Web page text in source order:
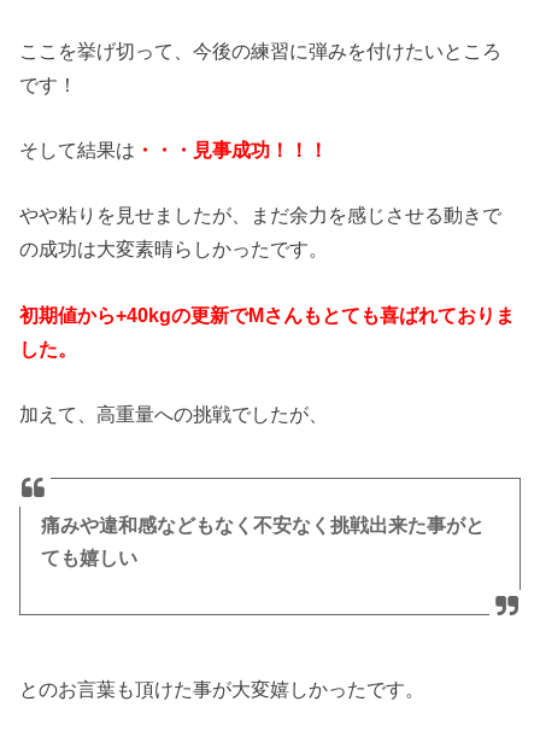
ここを挙げ切って、今後の練習に弾みを付けたいところ
です！
そして結果は ・・・見事成功！！！
やや粘りを見せましたが、まだ余力を感じさせる動きで
の成功は大変素晴らしかったです。
初期値から+40kgの更新でMさんもとても喜ばれておりま
した。
加えて、高重量への挑戦でしたが、
痛みや違和感などもなく不安なく挑戦出来た事がと
ても嬉しい
とのお言葉も頂けた事が大変嬉しかったです。